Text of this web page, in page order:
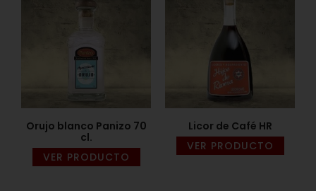
Orujo blanco Panizo 70
cl.
VER PRODUCTO
Licor de Café HR
VER PRODUCTO